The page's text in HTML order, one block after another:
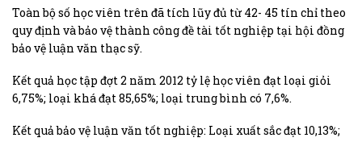
Toàn bộ số học viên trên đã tích lũy đủ từ 42- 45 tín chỉ theo
quy định và bảo vệ thành công đề tài tốt nghiệp tại hội đồng
bảo vệ luận văn thạc sỹ.
Kết quả học tập đợt 2 năm 2012 tỷ lệ học viên đạt loại giỏi
6,75%; loại khá đạt 85,65%; loại trung bình có 7,6%.
Kết quả bảo vệ luận văn tốt nghiệp: Loại xuất sắc đạt 10,13%;